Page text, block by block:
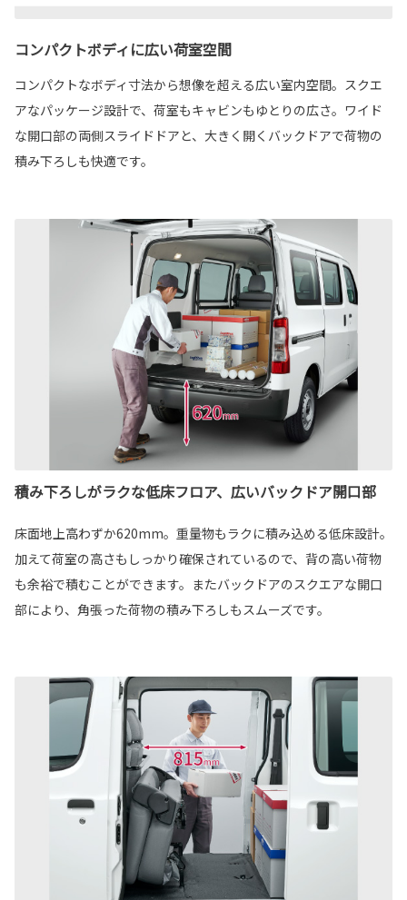
コンパクトボディに広い荷室空間
コンパクトなボディ寸法から想像を超える広い室内空間。スクエ
アなパッケージ設計で、荷室もキャビンもゆとりの広さ。ワイド
な開口部の両側スライドドアと、大きく開くバックドアで荷物の
積み下ろしも快適です。
積み下ろしがラクな低床フロア、広いバックドア開口部
床面地上高わずか620mm。重量物もラクに積み込める低床設計。
加えて荷室の高さもしっかり確保されているので、背の高い荷物
も余裕で積むことができます。またバックドアのスクエアな開口
部により、角張った荷物の積み下ろしもスムーズです。